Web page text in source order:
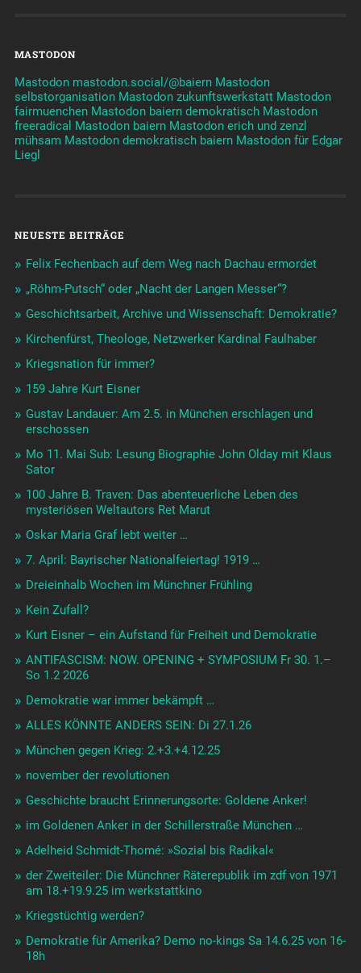
MASTODON
Mastodon mastodon.social/@baiern Mastodon
selbstorganisation Mastodon zukunftswerkstatt Mastodon
fairmuenchen Mastodon baiern demokratisch Mastodon
freeradical Mastodon baiern Mastodon erich und zenzl
mühsam Mastodon demokratisch baiern Mastodon für Edgar
Liegl
NEUESTE BEITRÄGE
Felix Fechenbach auf dem Weg nach Dachau ermordet
„Röhm-Putsch“ oder „Nacht der Langen Messer“?
Geschichtsarbeit, Archive und Wissenschaft: Demokratie?
Kirchenfürst, Theologe, Netzwerker Kardinal Faulhaber
Kriegsnation für immer?
159 Jahre Kurt Eisner
Gustav Landauer: Am 2.5. in München erschlagen und
erschossen
Mo 11. Mai Sub: Lesung Biographie John Olday mit Klaus
Sator
100 Jahre B. Traven: Das abenteuerliche Leben des
mysteriösen Weltautors Ret Marut
Oskar Maria Graf lebt weiter …
7. April: Bayrischer Nationalfeiertag! 1919 …
Dreieinhalb Wochen im Münchner Frühling
Kein Zufall?
Kurt Eisner – ein Aufstand für Freiheit und Demokratie
ANTIFASCISM: NOW. OPENING + SYMPOSIUM Fr 30. 1.–
So 1.2 2026
Demokratie war immer bekämpft …
ALLES KÖNNTE ANDERS SEIN: Di 27.1.26
München gegen Krieg: 2.+3.+4.12.25
november der revolutionen
Geschichte braucht Erinnerungsorte: Goldene Anker!
im Goldenen Anker in der Schillerstraße München …
Adelheid Schmidt-Thomé: »Sozial bis Radikal«
der Zweiteiler: Die Münchner Räterepublik im zdf von 1971
am 18.+19.9.25 im werkstattkino
Kriegstüchtig werden?
Demokratie für Amerika? Demo no-kings Sa 14.6.25 von 16-
18h